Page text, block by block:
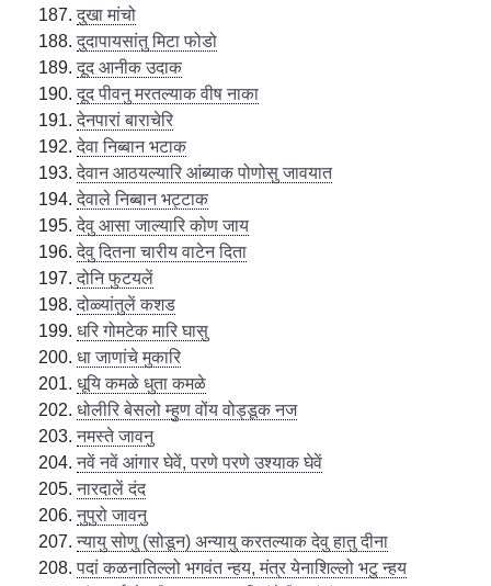
दुखा मांचो
दुदापायसांतु मिटा फोडो
दूद आनीक उदाक
दूद पीवनु मरतल्याक वीष नाका
देनपारां बाराचेरि
देवा निब्बान भटाक
देवान आठयल्यारि आंब्याक पोणोसु जावयात
देवाले निब्बान भट्टाक
देवु आसा जाल्यारि कोण जाय
देवु दितना चारीय वाटेन दिता
दोनि फुटयलें
दोळ्यांतुलें कशड
धरि गोमटेक मारि घासु
धा जाणांचे मुकारि
धूयि कमळे धुता कमळे
धोलीरि बेसलो म्हुण वोंय वोड्डूक नज
नमस्ते जावनु
नवें नवें आंगार घेवें, परणे परणे उश्याक घेवें
नारदालें दंद
नुपुरो जावनु
न्यायु सोणु (सोडून) अन्यायु करतल्याक देवु हातु दीना
पदां कळनातिल्लो भगवंत न्हय, मंत्र येनाशिल्लो भटु न्हय